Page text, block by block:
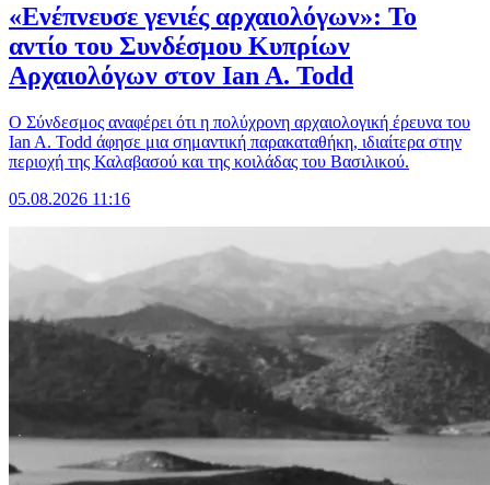
«Ενέπνευσε γενιές αρχαιολόγων»: Το
αντίο του Συνδέσμου Κυπρίων
Αρχαιολόγων στον Ian A. Todd
Ο Σύνδεσμος αναφέρει ότι η πολύχρονη αρχαιολογική έρευνα του
Ian A. Todd άφησε μια σημαντική παρακαταθήκη, ιδιαίτερα στην
περιοχή της Καλαβασού και της κοιλάδας του Βασιλικού.
05.08.2026 11:16